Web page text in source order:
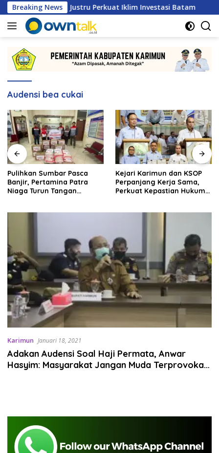
Langsung
ke
konten
Breaking NewsJustru Perkuat Iklim Investasi Batam
Audensi bea cukai
Pulihkan Sumbar Pasca
Banjir, Pertamina Patra
Niaga Turun Tangan
Kejari Karimun dan KSOP
Perpanjang Kerja Sama,
Perkuat Kepastian Hukum
Karimun Januari 18, 2021
Adakan Audensi Soal Haji Permata, Anwar
Hasyim: Masyarakat Jangan Muda Terprovokasi